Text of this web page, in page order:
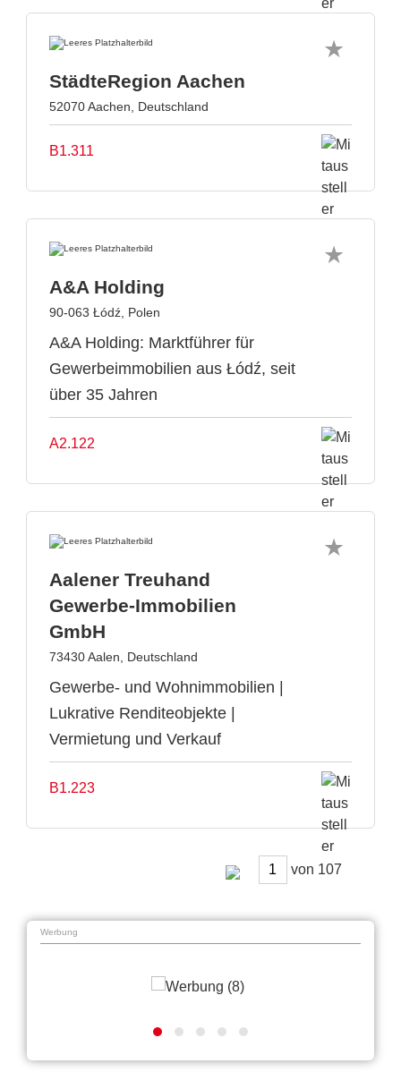
StädteRegion Aachen
52070 Aachen, Deutschland
B1.311
A&A Holding
90-063 Łódź, Polen
A&A Holding: Marktführer für
Gewerbeimmobilien aus Łódź, seit
über 35 Jahren
A2.122
Aalener Treuhand
Gewerbe-Immobilien
GmbH
73430 Aalen, Deutschland
Gewerbe- und Wohnimmobilien |
Lukrative Renditeobjekte |
Vermietung und Verkauf
B1.223
von
Werbung